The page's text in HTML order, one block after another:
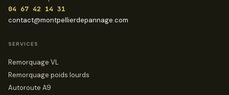
04 67 42 14 31
contact@montpellierdepannage.com
SERVICES
Remorquage VL
Remorquage poids lourds
Autoroute A9